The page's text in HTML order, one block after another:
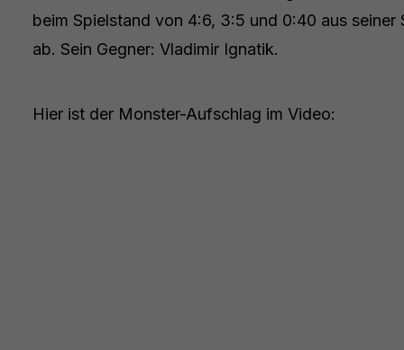
beim Spielstand von 4:6, 3:5 und 0:40 aus seiner
ab. Sein Gegner: Vladimir Ignatik.
Hier ist der Monster-Aufschlag im Video: